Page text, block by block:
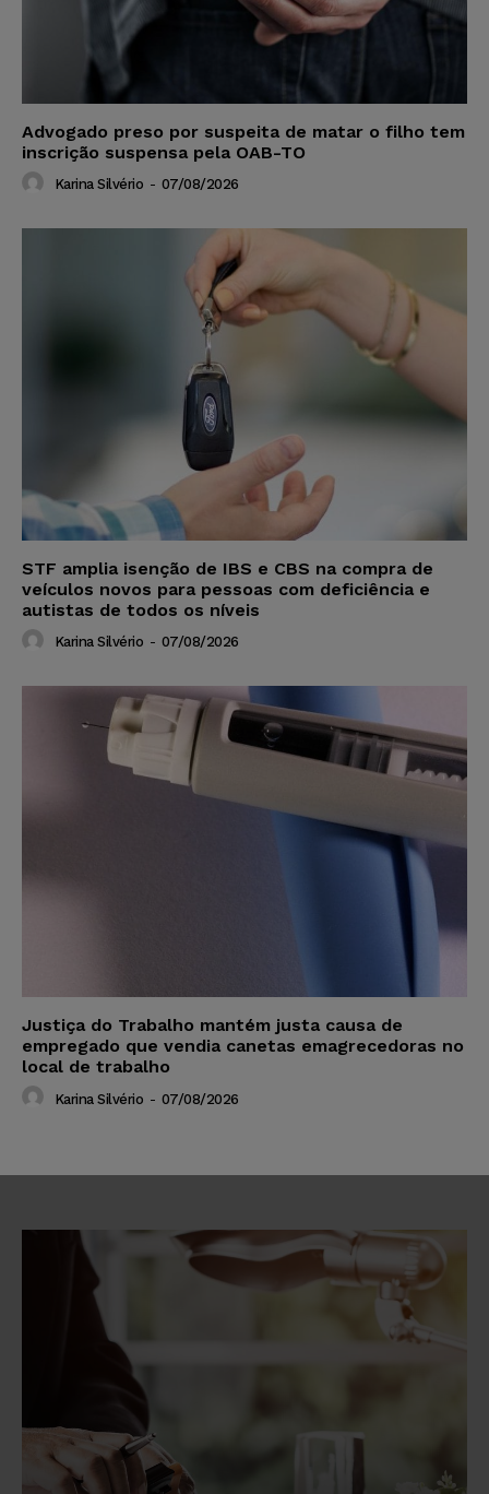
Advogado preso por suspeita de matar o filho tem
inscrição suspensa pela OAB-TO
Karina Silvério - 07/08/2026
STF amplia isenção de IBS e CBS na compra de
veículos novos para pessoas com deficiência e
autistas de todos os níveis
Karina Silvério - 07/08/2026
Justiça do Trabalho mantém justa causa de
empregado que vendia canetas emagrecedoras no
local de trabalho
Karina Silvério - 07/08/2026